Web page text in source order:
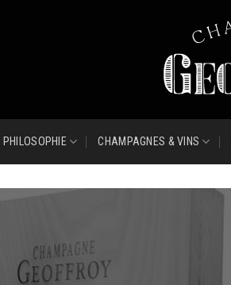
PHILOSOPHIE CHAMPAGNES & VINS